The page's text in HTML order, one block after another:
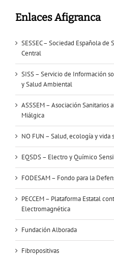
Enlaces Afigranca
SESSEC – Sociedad Española
Central
SISS – Servicio de Información
y Salud Ambiental
ASSSEM – Asociación
Miálgica
NO FUN – Salud, ecología y vida
EQSDS – Electro y Químico
FODESAM – Fondo para la
PECCEM – Plataforma Estatal
Electromagnética
Fundación Alborada
Fibropositivas